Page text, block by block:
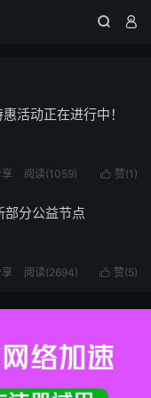
 
活动正在进行中！
 赞(1 )
阅读(1059)
部分公益节点
 赞(5)
阅读(2694)